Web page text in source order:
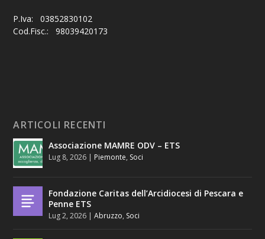
P.Iva: 03852830102
Cod.Fisc.: 98039420173
ARTICOLI RECENTI
Associazione MAMRE ODV – ETS
Lug 8, 2026 | Piemonte, Soci
Fondazione Caritas dell’Arcidiocesi di Pescara e
Penne ETS
Lug 2, 2026 |Abruzzo, Soci